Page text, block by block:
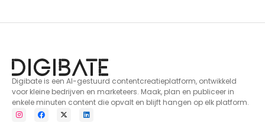
Digibate is een AI-gestuurd contentcreatieplatform, ontwikkeld
voor kleine bedrijven en marketeers. Maak, plan en publiceer in
enkele minuten content die opvalt en blijft hangen op elk platform.